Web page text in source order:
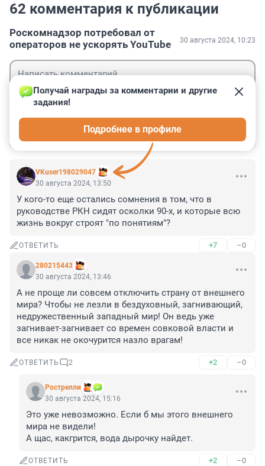
62 комментария к публикации
Роскомнадзор потребовал от
операторов не ускорять YouTube
30 августа 2024, 10:23
VKuser198029047
Получай награды за комментарии и другие
задания!
Подробнее в профиле
30 августа 2024, 13:50
У кого-то еще остались сомнения в том, что в
руководстве РКН сидят осколки 90-х, и которые всю
жизнь вокруг строят "по понятиям"?
ОТВЕТИТЬ +7 –0
280215443
30 августа 2024, 13:46
А не проще ли совсем отключить страну от внешнего
мира? Чтобы не лезли в бездуховный, загнивающий,
недружественный западный мир! Он ведь уже
загнивает-загнивает со времен совковой власти и
все никак не окочурится назло врагам!
ОТВЕТИТЬ 2 +2 –0
Рострелли
30 августа 2024, 15:16
Это уже невозможно. Если б мы этого внешнего
мира не видели!
А щас, какгрится, вода дырочку найдет.
ОТВЕТИТЬ +2 –0